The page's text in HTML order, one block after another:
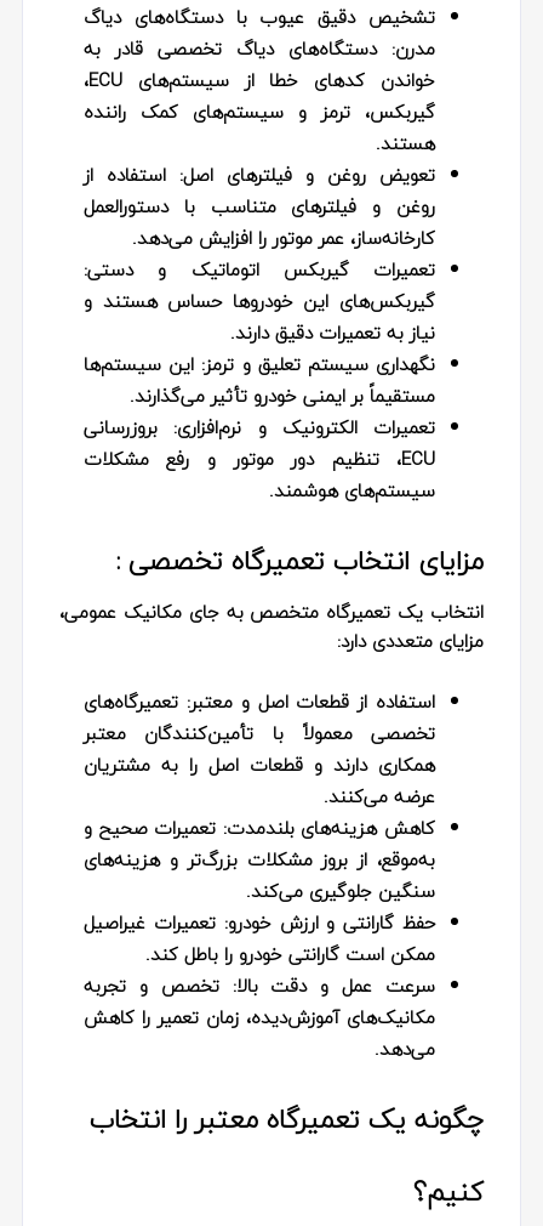
تشخیص دقیق عیوب با دستگاه‌های دیاگ
مدرن: دستگاه‌های دیاگ تخصصی قادر به
خواندن کدهای خطا از سیستم‌های ECU
،
گیربکس، ترمز و سیستم‌های کمک راننده
هستند.
تعویض روغن و فیلترهای اصل: استفاده از
روغن و فیلترهای متناسب با دستورالعمل
کارخانه‌ساز، عمر موتور را افزایش می‌دهد.
تعمیرات گیربکس اتوماتیک و دستی:
گیربکس‌های این خودروها حساس هستند و
نیاز به تعمیرات دقیق دارند.
نگهداری سیستم تعلیق و ترمز: این سیستم‌ها
مستقیماً بر ایمنی خودرو تأثیر می‌گذارند.
تعمیرات الکترونیک و نرم‌افزاری: بروزرسانی
ECU، تنظیم دور موتور و رفع مشکلات
سیستم‌های هوشمند.
مزایای انتخاب تعمیرگاه تخصصی :
انتخاب یک تعمیرگاه متخصص به جای مکانیک عمومی،
مزایای متعددی دارد:
استفاده از قطعات اصل و معتبر: تعمیرگاه‌های
تخصصی معمولاً با تأمین‌کنندگان معتبر
همکاری دارند و قطعات اصل را به مشتریان
عرضه می‌کنند.
کاهش هزینه‌های بلندمدت: تعمیرات صحیح و
به‌موقع، از بروز مشکلات بزرگ‌تر و هزینه‌های
سنگین جلوگیری می‌کند.
حفظ گارانتی و ارزش خودرو: تعمیرات غیراصیل
ممکن است گارانتی خودرو را باطل کند.
سرعت عمل و دقت بالا: تخصص و تجربه
مکانیک‌های آموزش‌دیده، زمان تعمیر را کاهش
می‌دهد.
چگونه یک تعمیرگاه معتبر را انتخاب
کنیم؟